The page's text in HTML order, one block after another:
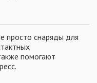
просто снаряды для
помогают